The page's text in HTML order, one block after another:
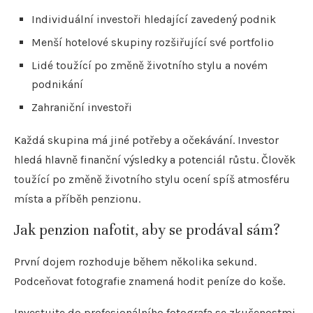
Individuální investoři hledající zavedený podnik
Menší hotelové skupiny rozšiřující své portfolio
Lidé toužící po změně životního stylu a novém
podnikání
Zahraniční investoři
Každá skupina má jiné potřeby a očekávání. Investor
hledá hlavně finanční výsledky a potenciál růstu. Člověk
toužící po změně životního stylu ocení spíš atmosféru
místa a příběh penzionu.
Jak penzion nafotit, aby se prodával sám?
První dojem rozhoduje během několika sekund.
Podceňovat fotografie znamená hodit peníze do koše.